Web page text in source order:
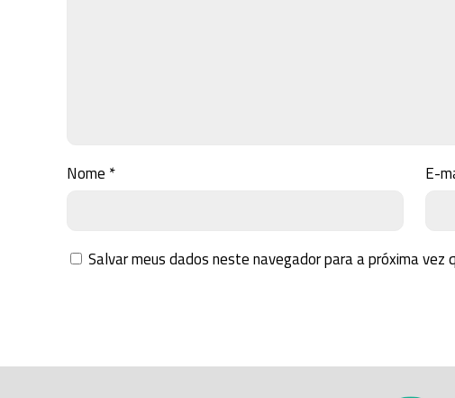
Nome * E-
Salvar meus dados neste navegador para a próxima vez